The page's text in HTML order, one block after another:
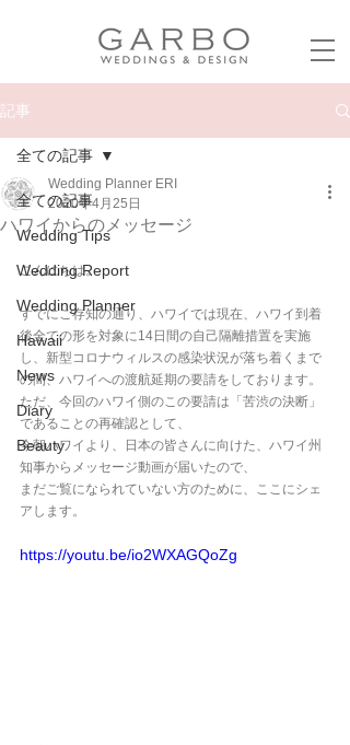
記事
全ての記事
Wedding Tips
Wedding Report
Wedding Planner
Hawaii
News
Diary
Beauty
全ての記事
ハワイからのメッセージ
Wedding Planner ERI
2020年4月25日
こんにちは。
すでにご存知の通り、ハワイでは現在、ハワイ到着
後全ての形を対象に14日間の自己隔離措置を実施
し、新型コロナウィルスの感染状況が落ち着くまで
の間、ハワイへの渡航延期の要請をしております。
ただ、今回のハワイ側のこの要請は「苦渋の決断」
であることの再確認として、
今朝ハワイより、日本の皆さんに向けた、ハワイ州
知事からメッセージ動画が届いたので、
まだご覧になられていない方のために、ここにシェ
アします。
https://youtu.be/io2WXAGQoZg